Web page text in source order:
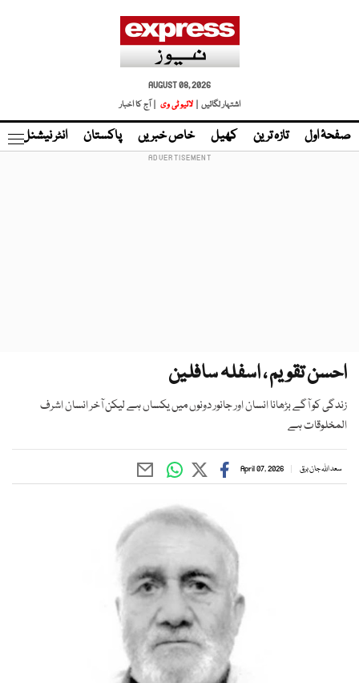
AUGUST 08, 2026
اشتہار لگائیں |
لائیو ٹی وی | آج کا اخبار
صفحۂ اول تازہ ترین کھیل خاص خبریں پاکستان انٹر نیشنل
احسن تقویم ، اسفلہ سافلین
زندگی کو آگے بڑھانا انسان اور جانور دونوں میں یکساں ہے لیکن آخر انسان اشرف
المخلوقات ہے
سعد اللہ جان برق April 07, 2026